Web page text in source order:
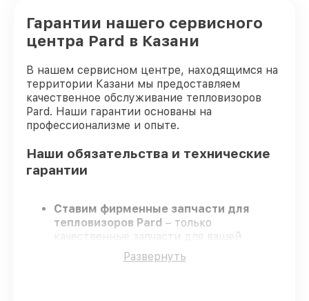
Гарантии нашего сервисного
центра Pard в Казани
В нашем сервисном центре, находящимся на
территории Казани мы предоставляем
качественное обслуживание тепловизоров
Pard. Наши гарантии основаны на
профессионализме и опыте.
Наши обязательства и технические
гарантии
Ставим фирменные запчасти для
тепловизоров Pard – только
качественные запчасти для вашей
Опытные специалисты
Развернуть